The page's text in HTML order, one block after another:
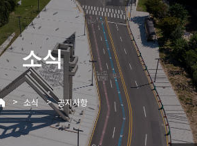
소식
> 소식 > 공지사항